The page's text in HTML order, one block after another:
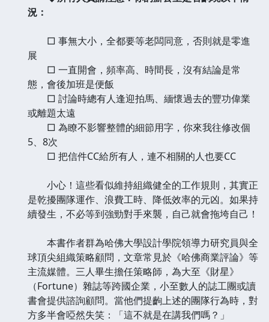
況：
□ 事無大小，全都要等老闆同意，否則就是零進
展
□ 一直開會，頻率高、時間長，沒有結論是常
態，會後加班是便飯
□ 討論時總有人逢迎拍馬、緬懷過去的豐功偉業
或離題太遠
□ 為瞭不影響整體的細節用字，你來我往修改個
5、8次
□ 把信件CC給所有人，連不相關的人也要CC
小心！這些看似維持組織健全的工作規則，其實正
是乾擾團隊運作、浪費工時、降低效率的元凶。如果持
續發生，不必等到強勁對手來襲，自己就會拖垮自己！
本書作者群為哈佛大學設計學院領導力研究員與全
球頂尖組織策略顧問，文章常見於《哈佛商業評論》等
主流媒體。三人畢生擔任策略師，為大至《財星》
（Fortune）雜誌等跨國企業，小至數人的誌工團或讀
書會提供諮詢顧問。當他們提齣上述的團隊行為時，對
方多半會啞然失笑：「這不就是在講我們嗎？」